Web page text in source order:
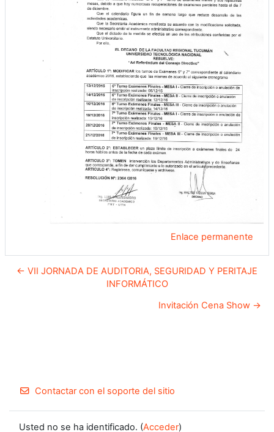
Enlace permanente
← VII JORNADA DE AUDITORIA, SEGURIDAD Y PERITAJE
INFORMÁTICO
Invitación Cena Show →
Contactar con el soporte del sitio
Usted no se ha identificado. (Acceder)